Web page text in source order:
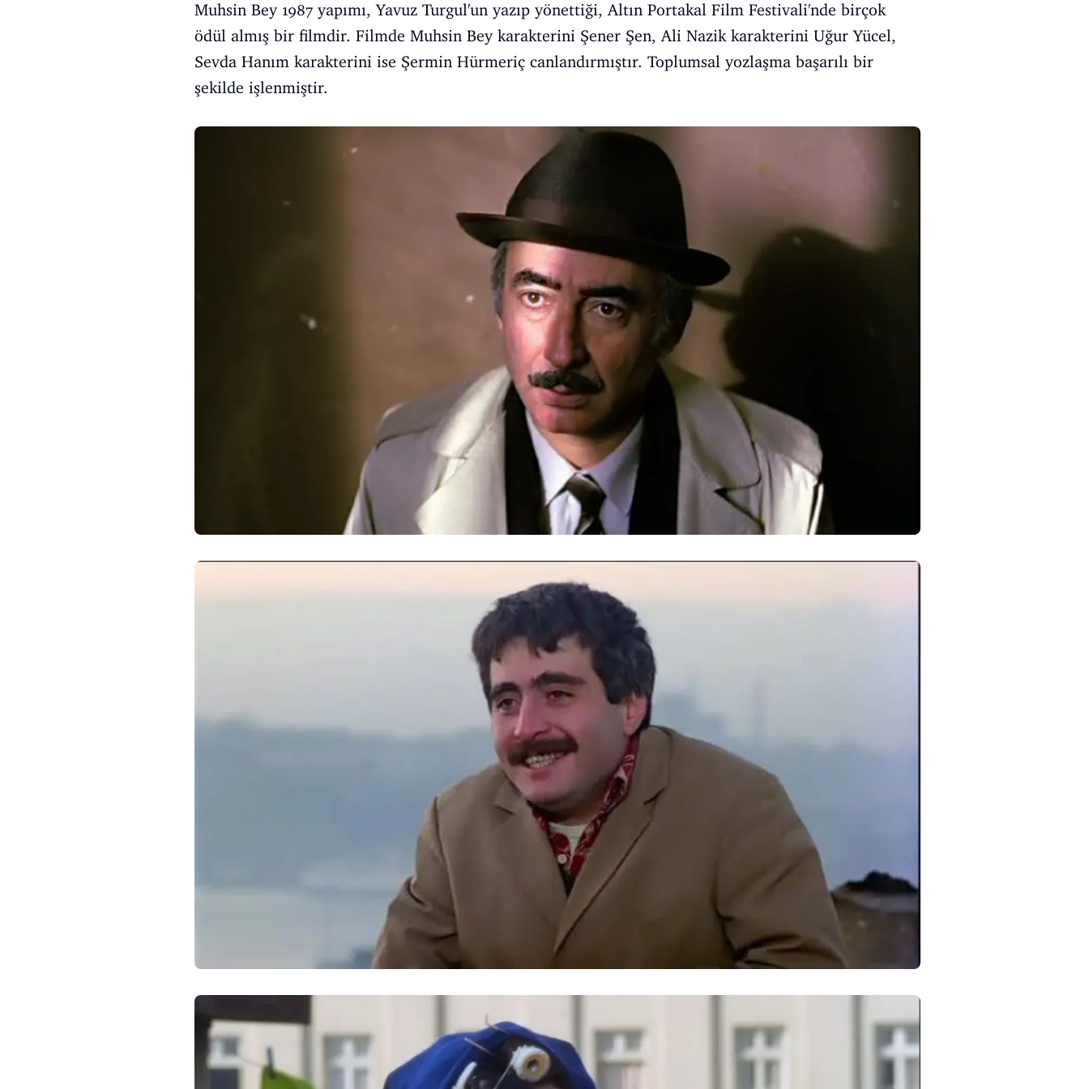
Muhsin Bey 1987 yapımı, Yavuz Turgul'un yazıp yönettiği, Altın Portakal Film Festivali'nde birçok
ödül almış bir filmdir. Filmde Muhsin Bey karakterini Şener Şen, Ali Nazik karakterini Uğur Yücel,
Sevda Hanım karakterini ise Şermin Hürmeriç canlandırmıştır. Toplumsal yozlaşma başarılı bir
şekilde işlenmiştir.